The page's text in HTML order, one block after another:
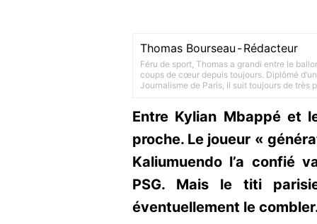
Thomas Bourseau -Rédacteur
Féru de sport, Thomas a grandi entre le
coups de cœur depuis toujours. Diplômé
Journalisme de Paris, il suit toujours de très
Entre Kylian Mbappé et
proche. Le joueur «
Kaliumuendo l’a confié
PSG. Mais le titi
éventuellement le